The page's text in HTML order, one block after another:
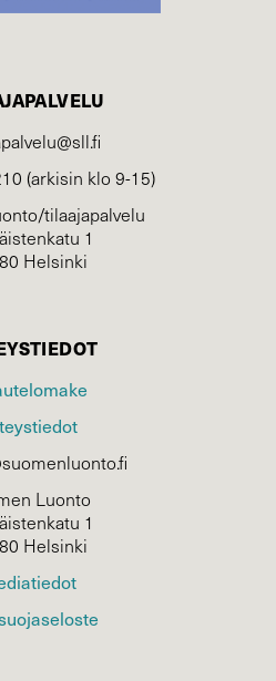
(arkisin klo 9-15)
tilaajapalvelu
1
Helsinki
Luonto
1
Helsinki